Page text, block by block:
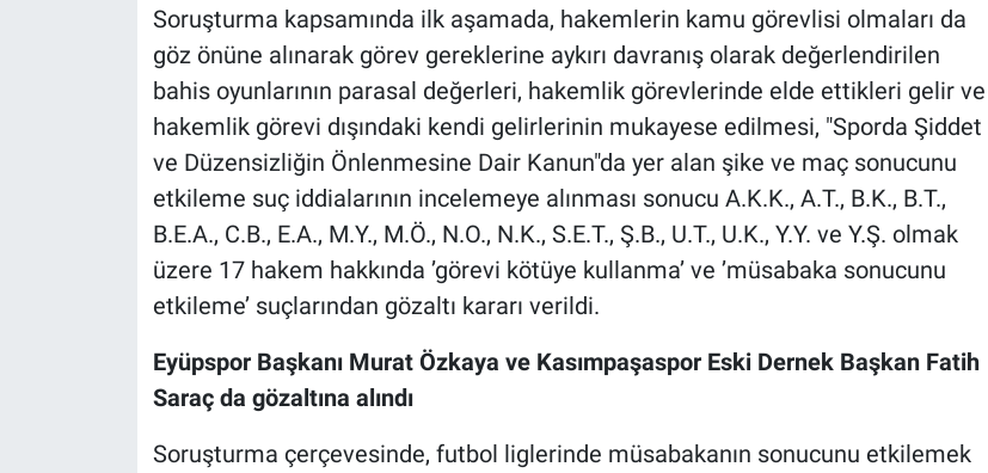
Soruşturma kapsamında ilk aşamada, hakemlerin kamu görevlisi olmaları da
göz önüne alınarak görev gereklerine aykırı davranış olarak değerlendirilen
bahis oyunlarının parasal değerleri, hakemlik görevlerinde elde ettikleri gelir ve
hakemlik görevi dışındaki kendi gelirlerinin mukayese edilmesi, "Sporda Şiddet
ve Düzensizliğin Önlenmesine Dair Kanun"da yer alan şike ve maç sonucunu
etkileme suç iddialarının incelemeye alınması sonucu A.K.K., A.T., B.K., B.T.,
B.E.A., C.B., E.A., M.Y., M.Ö., N.O., N.K., S.E.T., Ş.B., U.T., U.K., Y.Y. ve Y.Ş. olmak
üzere 17 hakem hakkında ’görevi kötüye kullanma’ ve ’müsabaka sonucunu
etkileme’ suçlarından gözaltı kararı verildi.
Eyüpspor Başkanı Murat Özkaya ve Kasımpaşaspor Eski Dernek Başkan Fatih
Saraç da gözaltına alındı
Soruşturma çerçevesinde, futbol liglerinde müsabakanın sonucunu etkilemek